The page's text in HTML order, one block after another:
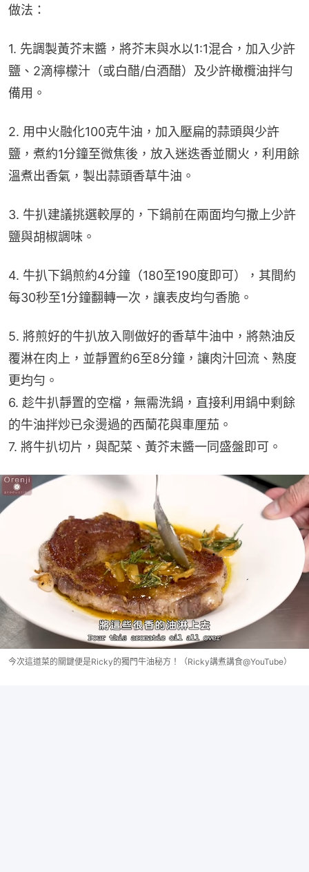
做法：
1. 先調製黃芥末醬，將芥末與水以1:1混合，加入少許
鹽、2滴檸檬汁（或白醋/白酒醋）及少許橄欖油拌勻
備用。
2. 用中火融化100克牛油，加入壓扁的蒜頭與少許
鹽，煮約1分鐘至微焦後，放入迷迭香並關火，利用餘
溫煮出香氣，製出蒜頭香草牛油。
3. 牛扒建議挑選較厚的，下鍋前在兩面均勻撒上少許
鹽與胡椒調味。
4. 牛扒下鍋煎約4分鐘（180至190度即可），其間約
每30秒至1分鐘翻轉一次，讓表皮均勻香脆。
5. 將煎好的牛扒放入剛做好的香草牛油中，將熱油反
覆淋在肉上，並靜置約6至8分鐘，讓肉汁回流、熟度
更均勻。
6. 趁牛扒靜置的空檔，無需洗鍋，直接利用鍋中剩餘
的牛油拌炒已汆燙過的西蘭花與車厘茄。
7. 將牛扒切片，與配菜、黃芥末醬一同盛盤即可。
今次這道菜的關鍵便是Ricky的獨門牛油秘方！（Ricky講煮講食@YouTube）